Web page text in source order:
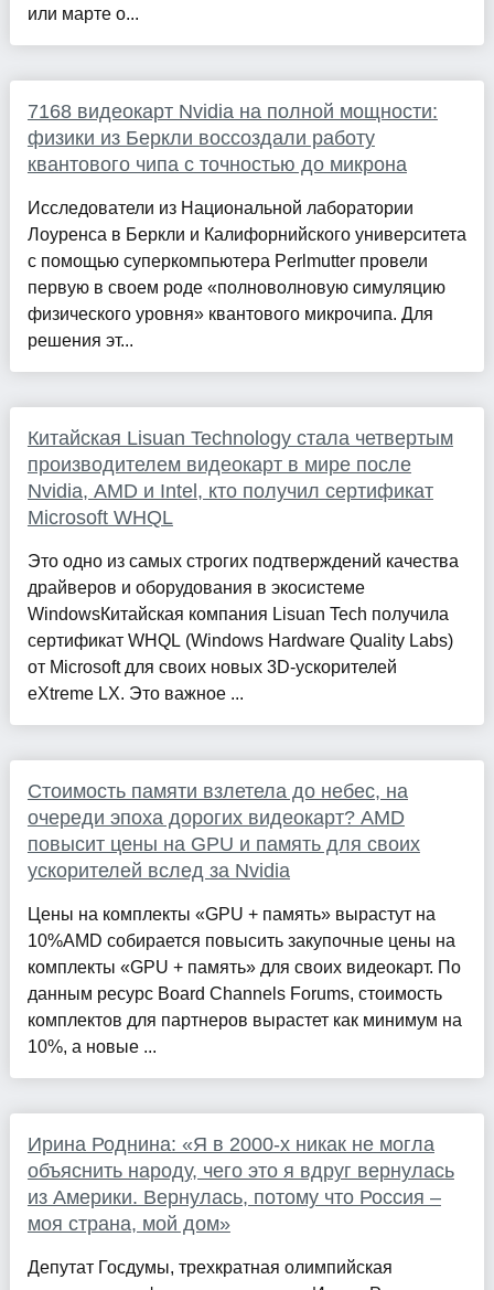
или марте о...
7168 видеокарт Nvidia на полной мощности:
физики из Беркли воссоздали работу
квантового чипа с точностью до микрона
Исследователи из Национальной лаборатории
Лоуренса в Беркли и Калифорнийского университета
с помощью суперкомпьютера Perlmutter провели
первую в своем роде «полноволновую симуляцию
физического уровня» квантового микрочипа. Для
решения эт...
Китайская Lisuan Technology стала четвертым
производителем видеокарт в мире после
Nvidia, AMD и Intel, кто получил сертификат
Microsoft WHQL
Это одно из самых строгих подтверждений качества
драйверов и оборудования в экосистеме
WindowsКитайская компания Lisuan Tech получила
сертификат WHQL (Windows Hardware Quality Labs)
от Microsoft для своих новых 3D-ускорителей
eXtreme LX. Это важное ...
Стоимость памяти взлетела до небес, на
очереди эпоха дорогих видеокарт? AMD
повысит цены на GPU и память для своих
ускорителей вслед за Nvidia
Цены на комплекты «GPU + память» вырастут на
10%AMD собирается повысить закупочные цены на
комплекты «GPU + память» для своих видеокарт. По
данным ресурс Board Channels Forums, стоимость
комплектов для партнеров вырастет как минимум на
10%, а новые ...
Ирина Роднина: «Я в 2000-х никак не могла
объяснить народу, чего это я вдруг вернулась
из Америки. Вернулась, потому что Россия –
моя страна, мой дом»
Депутат Госдумы, трехкратная олимпийская